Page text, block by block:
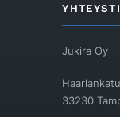
Jukira Oy
33230